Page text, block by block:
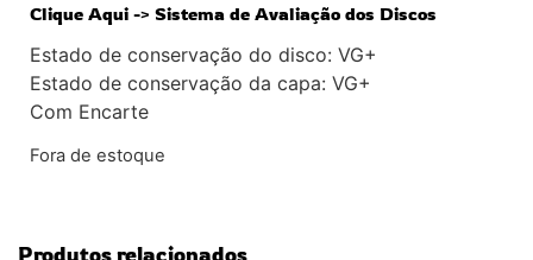
Clique Aqui -> Sistema de Avaliação dos Discos
Estado de conservação do disco: VG+
Estado de conservação da capa: VG+
Com Encarte
Fora de estoque
Produtos relacionados